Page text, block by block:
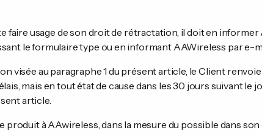
faire usage de son droit de rétractation, il doit en informer
le formulaire type ou en informant AAWireless par e-
visée au paragraphe 1 du présent article, le Client
mais en tout état de cause dans les 30 jours suivant le
article.
produit à AAwireless, dans la mesure du possible dans